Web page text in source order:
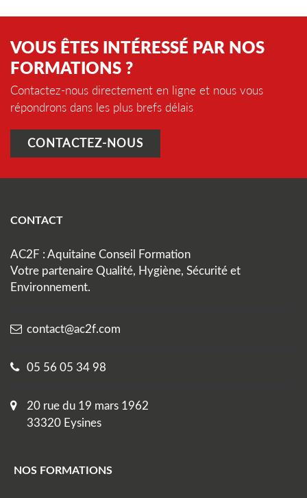
VOUS ÊTES INTÉRESSÉ PAR NOS
FORMATIONS ?
Contactez-nous directement en ligne et nous vous
répondrons dans les plus brefs délais
CONTACTEZ-NOUS
CONTACT
AC2F : Aquitaine Conseil Formation
Votre partenaire Qualité, Hygiène, Sécurité et
Environnement.
contact@ac2f.com
05 56 05 34 98
20 rue du 19 mars 1962
33320 Eysines
NOS FORMATIONS